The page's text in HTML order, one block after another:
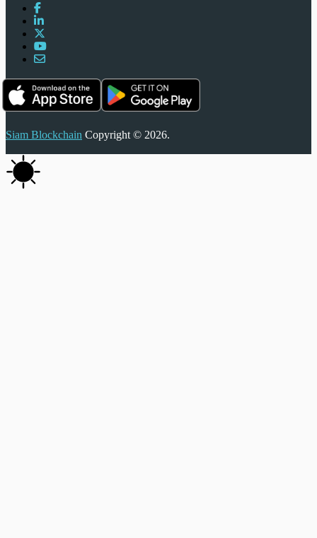
Siam Blockchain Copyright © 2026.